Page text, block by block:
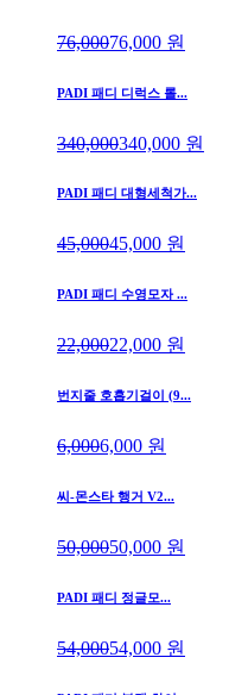
76,00076,000 원
PADI 패디 디럭스 롤...
340,000340,000 원
PADI 패디 대형세척가...
45,00045,000 원
PADI 패디 수영모자 ...
22,00022,000 원
번지줄 호흡기걸이 (9...
6,0006,000 원
씨-몬스타 행거 V2...
50,00050,000 원
PADI 패디 정글모...
54,00054,000 원